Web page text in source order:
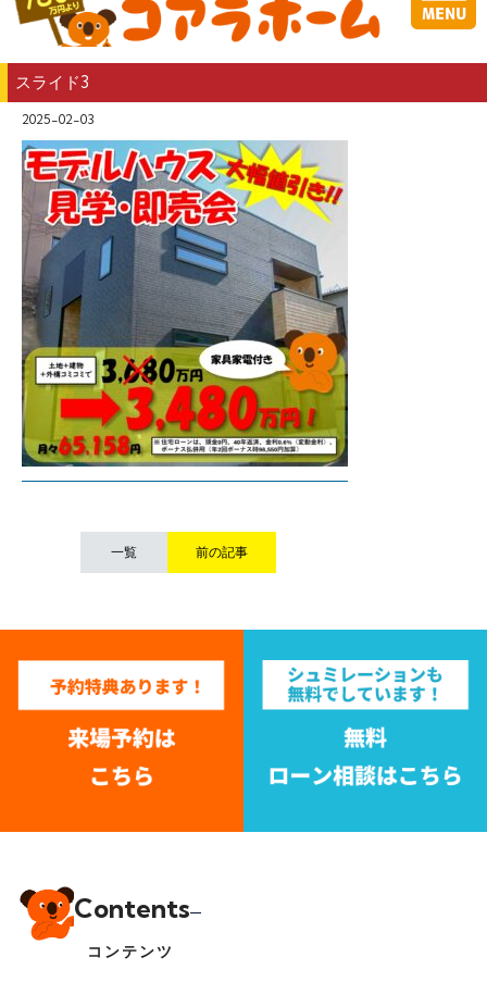
スライド3
2025-02-03
一覧 前の記事
Contents
コンテンツ